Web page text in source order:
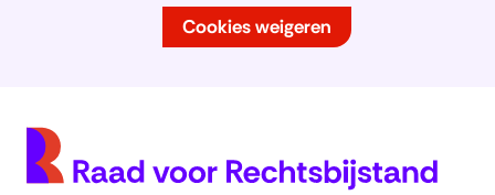
website
worden
Cookies weigeren